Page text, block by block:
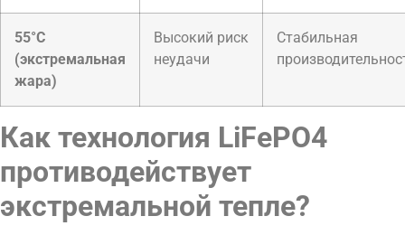
55°C
(экстремальная
жара)
Высокий риск
неудачи
Стабильная
Как технология LiFePO4
противодействует
экстремальной тепле?